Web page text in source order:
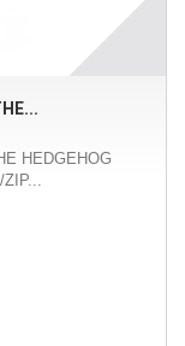
HEDGEHOG
ZIP...